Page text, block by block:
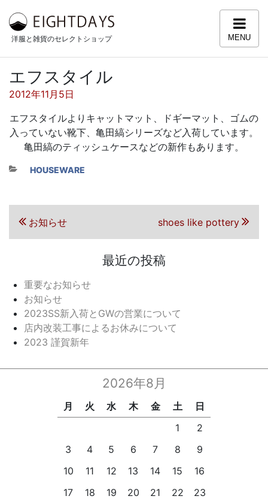
洋服と雑貨のセレクトショップ MENU
エフスタイル
投稿日:
2012年11月5日
エフスタイルよりキャットマット、ドギーマット、ゴムの
入っていない靴下、亀田縞シリーズなど入荷しています。
亀田縞のティッシュケースなどの新作もあります。
カテゴリー
HOUSEWARE
投稿ナビゲーション
前の投稿
お知らせ 次の投稿shoes like pottery
最近の投稿
重要なお知らせ
お知らせ
2023SS新入荷とGWの営業について
店内改装工事によるお休みについて
2023 謹賀新年
2026年8月
月 火 水 木 金 土
日
1
2
3
4 5 6 7 8
9
10
11 12 13 14 15
16
17
18 19 20 21 22
23